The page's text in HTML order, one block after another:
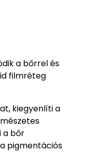
a bőrrel és
filmréteg
kiegyenlíti a
a bőr
pigmentációs